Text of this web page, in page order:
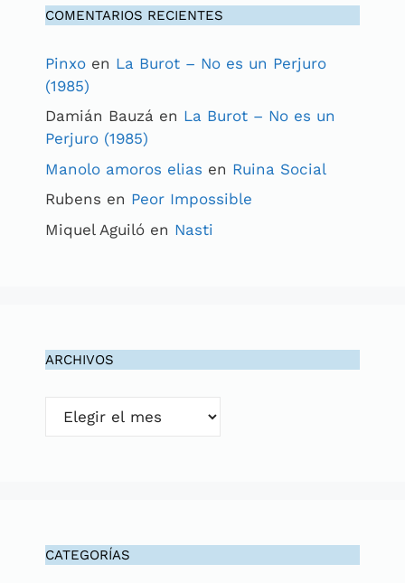
COMENTARIOS RECIENTES
Pinxo en La Burot – No es un Perjuro
(1985)
Damián Bauzá en La Burot – No es un
Perjuro (1985)
Manolo amoros elias en Ruina Social
Rubens en Peor Impossible
Miquel Aguiló en Nasti
ARCHIVOS
Archivos
CATEGORÍAS